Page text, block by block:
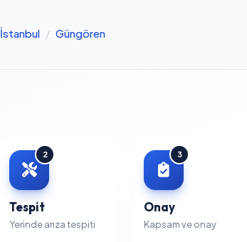
İstanbul / Güngören
2
Tespit
Yerinde arıza tespiti
3
Onay
Kapsam ve onay